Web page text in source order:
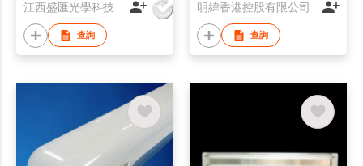
查詢
明緯香港控股有限公司
查詢